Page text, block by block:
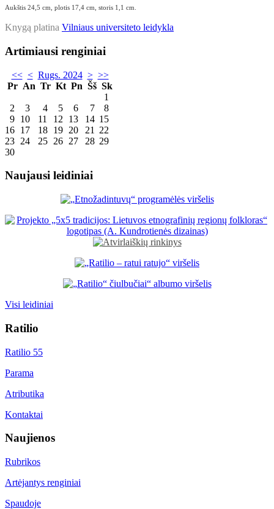
Aukštis 24,5 cm, plotis 17,4 cm, storis 1,1 cm.
Knygą platina Vilniaus universiteto leidykla
Artimiausi renginiai
<< < Rugs. 2024 > >>
Pr An Tr Kt Pn Šš Sk
1
2
3 4 5 6 7
8
9 10 11 12 13 14 15
16 17 18 19 20 21
22
23 24 25 26 27 28 29
30
Naujausi leidiniai
Visi leidiniai
Ratilio
Ratilio 55
Parama
Atributika
Kontaktai
Naujienos
Rubrikos
Artėjantys renginiai
Spaudoje